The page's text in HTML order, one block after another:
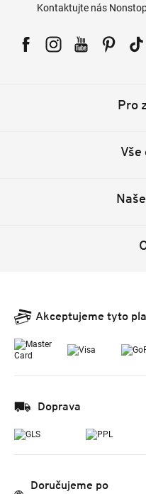
Kontaktujte nás
Pro
Vše
Akceptujeme tyto
Doprava
Doručujeme po